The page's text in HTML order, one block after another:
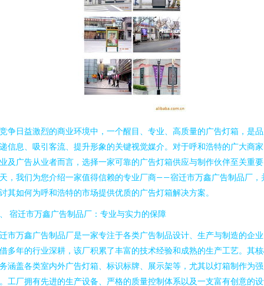
争日益激烈的商业环境中，一个醒目、专业、高质量的广告灯箱，是
信息、吸引客流、提升形象的关键视觉媒介。对于呼和浩特的广大商
及广告从业者而言，选择一家可靠的广告灯箱供应与制作伙伴至关重
，我们为您介绍一家值得信赖的专业厂商——宿迁市万鑫广告制品厂，
其如何为呼和浩特的市场提供优质的广告灯箱解决方案。
宿迁市万鑫广告制品厂：专业与实力的保障
市万鑫广告制品厂是一家专注于各类广告制品设计、生产与制造的企
多年的行业深耕，该厂积累了丰富的技术经验和成熟的生产工艺。其
涵盖各类室内外广告灯箱、标识标牌、展示架等，尤其以灯箱制作为强
工厂拥有先进的生产设备、严格的质量控制体系以及一支富有创意的